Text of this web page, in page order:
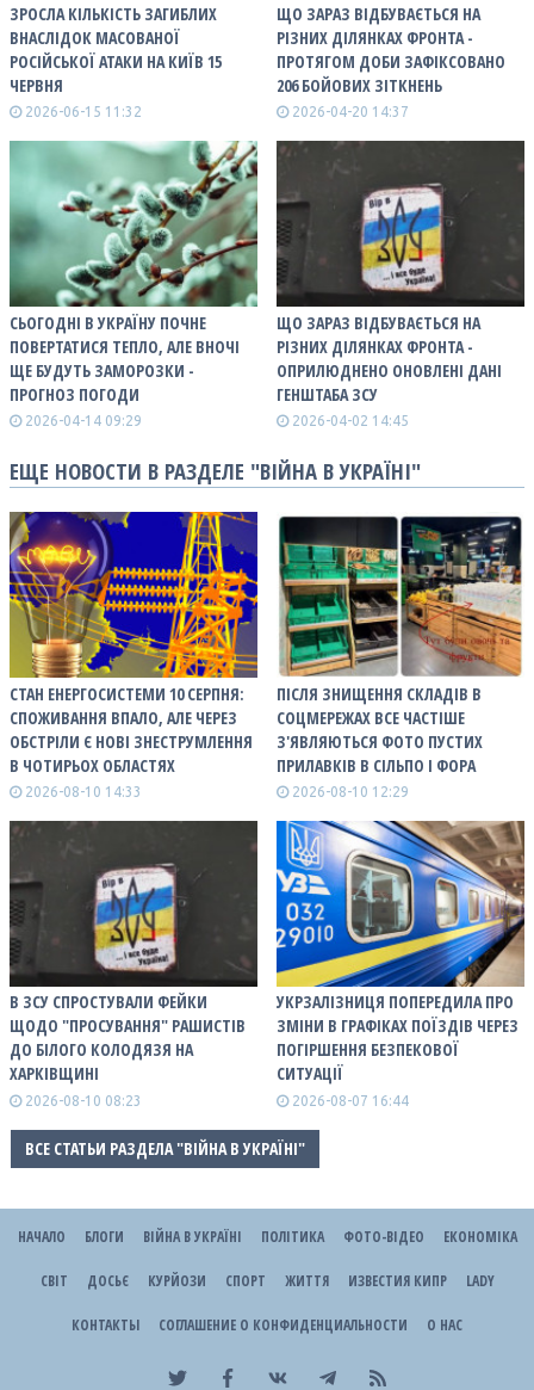
ЗРОСЛА КІЛЬКІСТЬ ЗАГИБЛИХ
ВНАСЛІДОК МАСОВАНОЇ
РОСІЙСЬКОЇ АТАКИ НА КИЇВ 15
ЧЕРВНЯ
2026-06-15 11:32
ЩО ЗАРАЗ ВІДБУВАЄТЬСЯ НА
РІЗНИХ ДІЛЯНКАХ ФРОНТА -
ПРОТЯГОМ ДОБИ ЗАФІКСОВАНО
206 БОЙОВИХ ЗІТКНЕНЬ
2026-04-20 14:37
СЬОГОДНІ В УКРАЇНУ ПОЧНЕ
ПОВЕРТАТИСЯ ТЕПЛО, АЛЕ ВНОЧІ
ЩЕ БУДУТЬ ЗАМОРОЗКИ -
ПРОГНОЗ ПОГОДИ
2026-04-14 09:29
ЩО ЗАРАЗ ВІДБУВАЄТЬСЯ НА
РІЗНИХ ДІЛЯНКАХ ФРОНТА -
ОПРИЛЮДНЕНО ОНОВЛЕНІ ДАНІ
ГЕНШТАБА ЗСУ
2026-04-02 14:45
ЕЩЕ НОВОСТИ В РАЗДЕЛЕ "ВІЙНА В УКРАЇНІ"
СТАН ЕНЕРГОСИСТЕМИ 10 СЕРПНЯ:
СПОЖИВАННЯ ВПАЛО, АЛЕ ЧЕРЕЗ
ОБСТРІЛИ Є НОВІ ЗНЕСТРУМЛЕННЯ
В ЧОТИРЬОХ ОБЛАСТЯХ
2026-08-10 14:33
ПІСЛЯ ЗНИЩЕННЯ СКЛАДІВ В
СОЦМЕРЕЖАХ ВСЕ ЧАСТІШЕ
З'ЯВЛЯЮТЬСЯ ФОТО ПУСТИХ
ПРИЛАВКІВ В СІЛЬПО І ФОРА
2026-08-10 12:29
В ЗСУ СПРОСТУВАЛИ ФЕЙКИ
ЩОДО "ПРОСУВАННЯ" РАШИСТІВ
ДО БІЛОГО КОЛОДЯЗЯ НА
ХАРКІВЩИНІ
2026-08-10 08:23
УКРЗАЛІЗНИЦЯ ПОПЕРЕДИЛА ПРО
ЗМІНИ В ГРАФІКАХ ПОЇЗДІВ ЧЕРЕЗ
ПОГІРШЕННЯ БЕЗПЕКОВОЇ
СИТУАЦІЇ
2026-08-07 16:44
ВСЕ СТАТЬИ РАЗДЕЛА "ВІЙНА В УКРАЇНІ"
НАЧАЛО БЛОГИ ВІЙНА В УКРАЇНІ ПОЛІТИКА ФОТО-ВІДЕО ЕКОНОМІКА
СВІТ ДОСЬЄ КУРЙОЗИ СПОРТ ЖИТТЯ ИЗВЕСТИЯ КИПР LADY
КОНТАКТЫ СОГЛАШЕНИЕ О КОНФИДЕНЦИАЛЬНОСТИ О НАС